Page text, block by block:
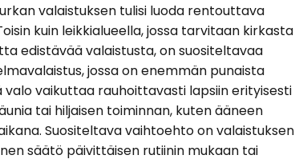
valaistuksen tulisi luoda rentouttava
kuin leikkialueella, jossa tarvitaan kirkasta
edistävää valaistusta, on suositeltavaa
jossa on enemmän punaista
valo vaikuttaa rauhoittavasti lapsiin erityisesti
tai hiljaisen toiminnan, kuten ääneen
Suositeltava vaihtoehto on valaistuksen
säätö päivittäisen rutiinin mukaan tai